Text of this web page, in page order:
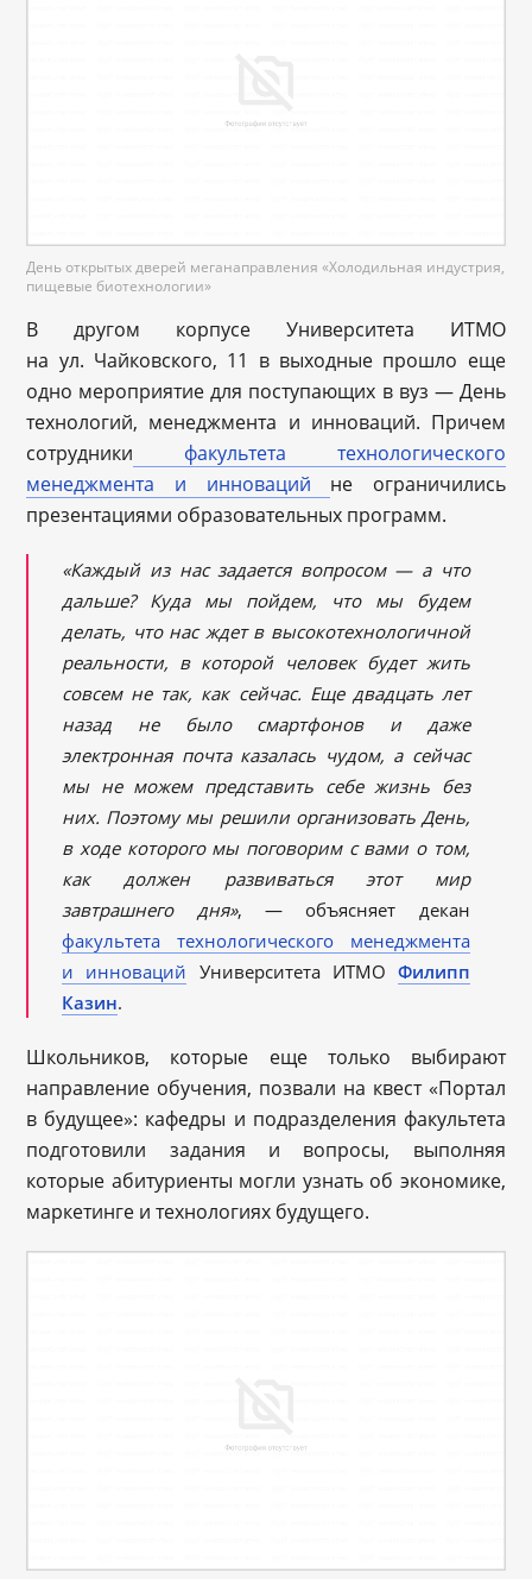
День открытых дверей меганаправления «Холодильная индустрия,
пищевые биотехнологии»
В другом корпусе Университета ИТМО
на ул. Чайковского, 11 в выходные прошло еще
одно мероприятие для поступающих в вуз — День
технологий, менеджмента и инноваций. Причем
сотрудники факультета технологического
менеджмента и инноваций не ограничились
презентациями образовательных программ.
«Каждый из нас задается вопросом — а что
дальше? Куда мы пойдем, что мы будем
делать, что нас ждет в высокотехнологичной
реальности, в которой человек будет жить
совсем не так, как сейчас. Еще двадцать лет
назад не было смартфонов и даже
электронная почта казалась чудом, а сейчас
мы не можем представить себе жизнь без
них. Поэтому мы решили организовать День,
в ходе которого мы поговорим с вами о том,
как должен развиваться этот мир
завтрашнего дня», — объясняет декан
факультета технологического менеджмента
и инноваций Университета ИТМО Филипп
Казин.
Школьников, которые еще только выбирают
направление обучения, позвали на квест «Портал
в будущее»: кафедры и подразделения факультета
подготовили задания и вопросы, выполняя
которые абитуриенты могли узнать об экономике,
маркетинге и технологиях будущего.